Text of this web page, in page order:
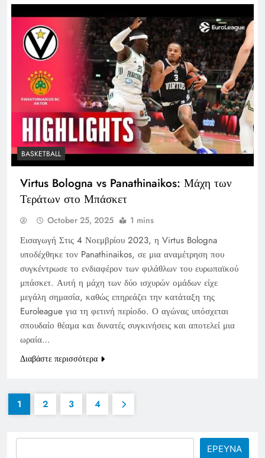
BASKETBALL
Virtus Bologna vs Panathinaikos: Μάχη των
Τεράτων στο Μπάσκετ
October 25, 2025 1 mins
Εισαγωγή Στις 4 Νοεμβρίου 2023, η Virtus Bologna
υποδέχθηκε τον Panathinaikos, σε μια αναμέτρηση που
συγκέντρωσε το ενδιαφέρον των φιλάθλων του ευρωπαϊκού
μπάσκετ. Αυτή η μάχη των δύο ισχυρών ομάδων είχε
μεγάλη σημασία, καθώς επηρεάζει την κατάταξη της
Euroleague για τη φετινή περίοδο. Ο αγώνας υπόσχεται
σπουδαίο θέαμα και δυνατές συγκινήσεις και αποτελεί μια
ωραία…
Διαβάστε περισσότερα
1 2 3 4
ΕΡΕΥΝΑ